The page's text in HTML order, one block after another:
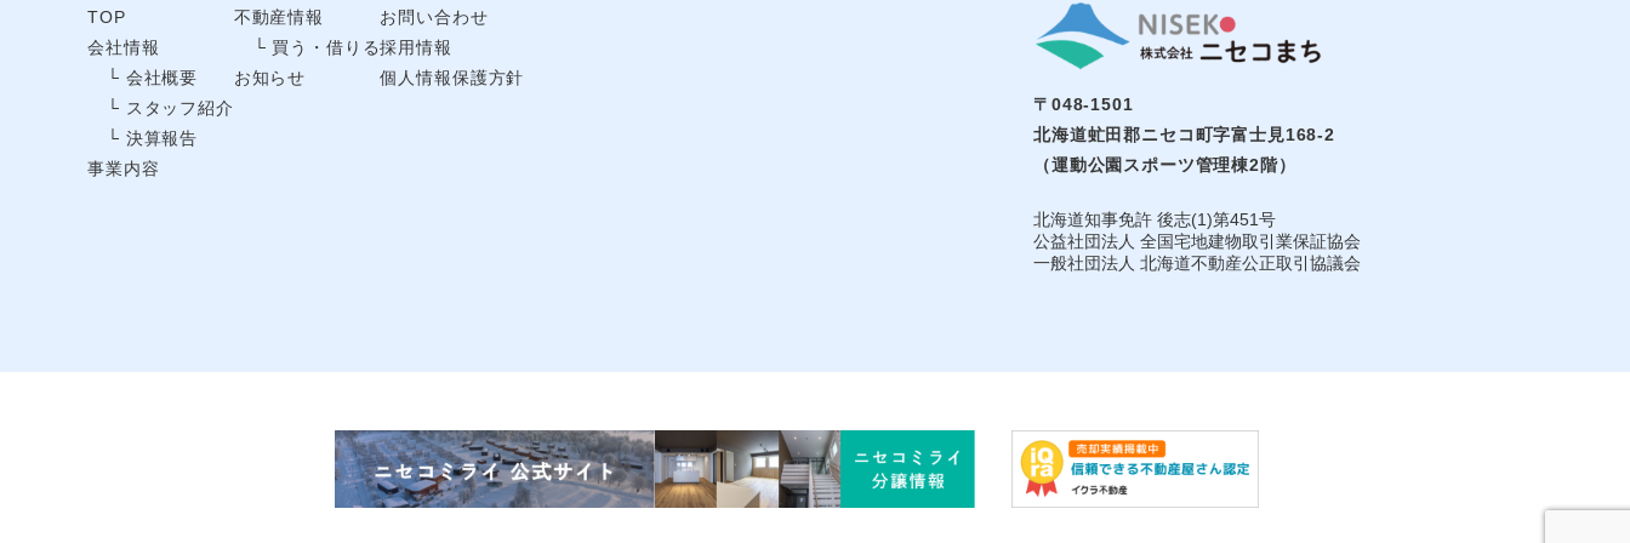
TOP
会社情報
└ 会社概要
└ スタッフ紹介
└ 決算報告
事業内容
不動産情報
└ 買う・借りる
お知らせ
お問い合わせ
採用情報
個人情報保護方針
〒048-1501
北海道虻田郡ニセコ町字富士見168-2
（運動公園スポーツ管理棟2階）
北海道知事免許 後志(1)第451号
公益社団法⼈ 全国宅地建物取引業保証協会
一般社団法人 北海道不動産公正取引協議会